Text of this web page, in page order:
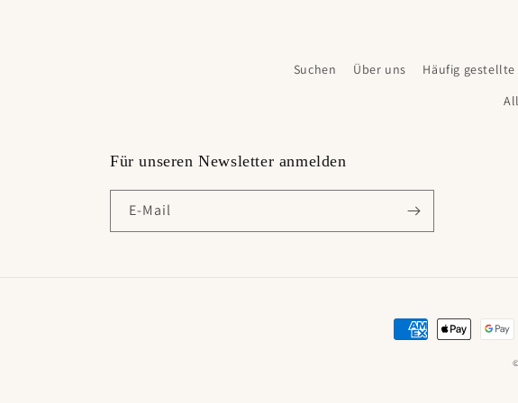
Suchen Über uns Häufig gestellte
Für unseren Newsletter anmelden
E-Mail
Zahlungsmethoden